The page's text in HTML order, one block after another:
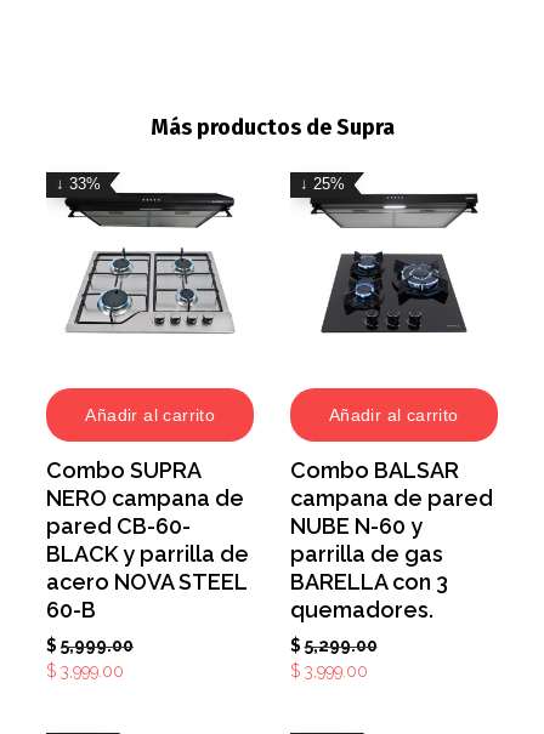
Más productos de Supra
↓ 33%
Añadir al carrito
Combo SUPRA
NERO campana de
pared CB-60-
BLACK y parrilla de
acero NOVA STEEL
60-B
$ 5,999.00
$ 3,999.00
↓ 25%
Añadir al carrito
Combo BALSAR
campana de pared
NUBE N-60 y
parrilla de gas
BARELLA con 3
quemadores.
$ 5,299.00
$ 3,999.00